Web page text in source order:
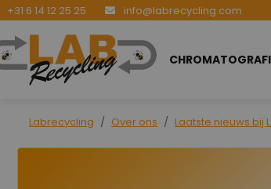
+31 6 14 12 25 25 info@labrecycling.com
Labrecycling Over ons Laatste nieuws bij